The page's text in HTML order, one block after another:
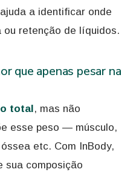
a identificar onde
ou retenção de líquidos.
que apenas pesar na
total , mas não
esse peso — músculo,
etc. Com InBody,
sua composição